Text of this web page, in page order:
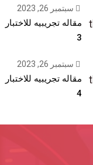
سبتمبر 26, 2023
مقاله تجريبيه للاختبار
3
سبتمبر 26, 2023
مقاله تجريبيه للاختبار
4